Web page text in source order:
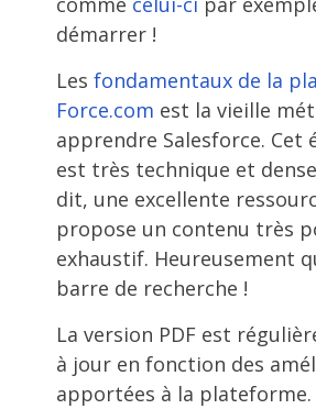
démarrer !
Lesfondamentaux de la
Force.com est la vieille
apprendre Salesforce. Cet
est très technique et
dit, une excellente
propose un contenu très
exhaustif. Heureusement
barre de recherche !
La version PDF est
à jour en fonction des
apportées à la plateforme.